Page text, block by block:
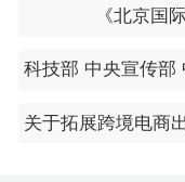
《北京国